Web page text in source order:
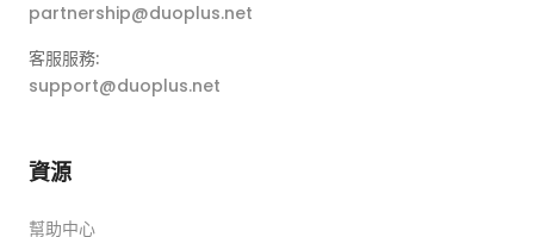
partnership@duoplus.net
客服服務:
support@duoplus.net
資源
幫助中心